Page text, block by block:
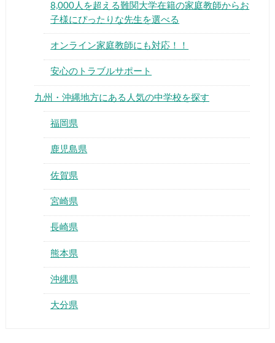
▶
8,000人を超える難関大学在籍の家庭教師からお
子様にぴったりな先生を選べる
オンライン家庭教師にも対応！！
安心のトラブルサポート
九州・沖縄地方にある人気の中学校を探す
福岡県
鹿児島県
佐賀県
宮崎県
長崎県
熊本県
沖縄県
大分県